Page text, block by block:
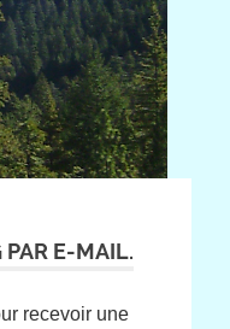
PAR E-MAIL.
recevoir une